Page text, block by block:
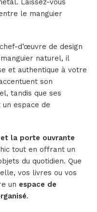
le manguier
d’œuvre de design
naturel, il
et authentique à votre
son
tandis que ses
espace de
la porte ouvrante
tout en offrant un
du quotidien. Que
vos livres ou vos
un espace de
.